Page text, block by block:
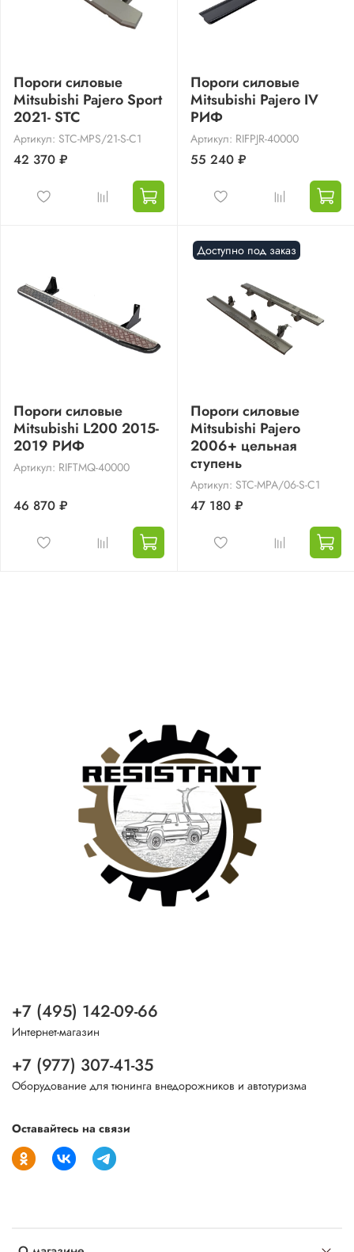
Пороги силовые
Mitsubishi Pajero Sport
2021- STC
Артикул: STC-MPS/21-S-C1
42 370 ₽
Пороги силовые
Mitsubishi Pajero IV
РИФ
Артикул: RIFPJR-40000
55 240 ₽
Пороги силовые
Mitsubishi L200 2015-
2019 РИФ
Артикул: RIFTMQ-40000
46 870 ₽
Доступно под заказ
Пороги силовые
Mitsubishi Pajero
2006+ цельная
ступень
Артикул: STC-MPA/06-S-C1
47 180 ₽
+7 (495) 142-09-66
Интернет-магазин
+7 (977) 307-41-35
Оборудование для тюнинга внедорожников и автотуризма
Оставайтесь на связи